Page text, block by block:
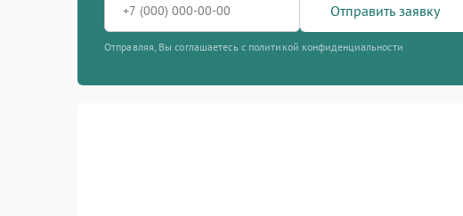
Отправить заявку
Отправляя, Вы соглашаетесь с политикой конфиденциальности